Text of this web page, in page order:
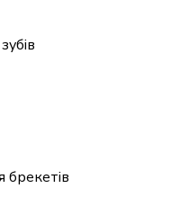
брекетів